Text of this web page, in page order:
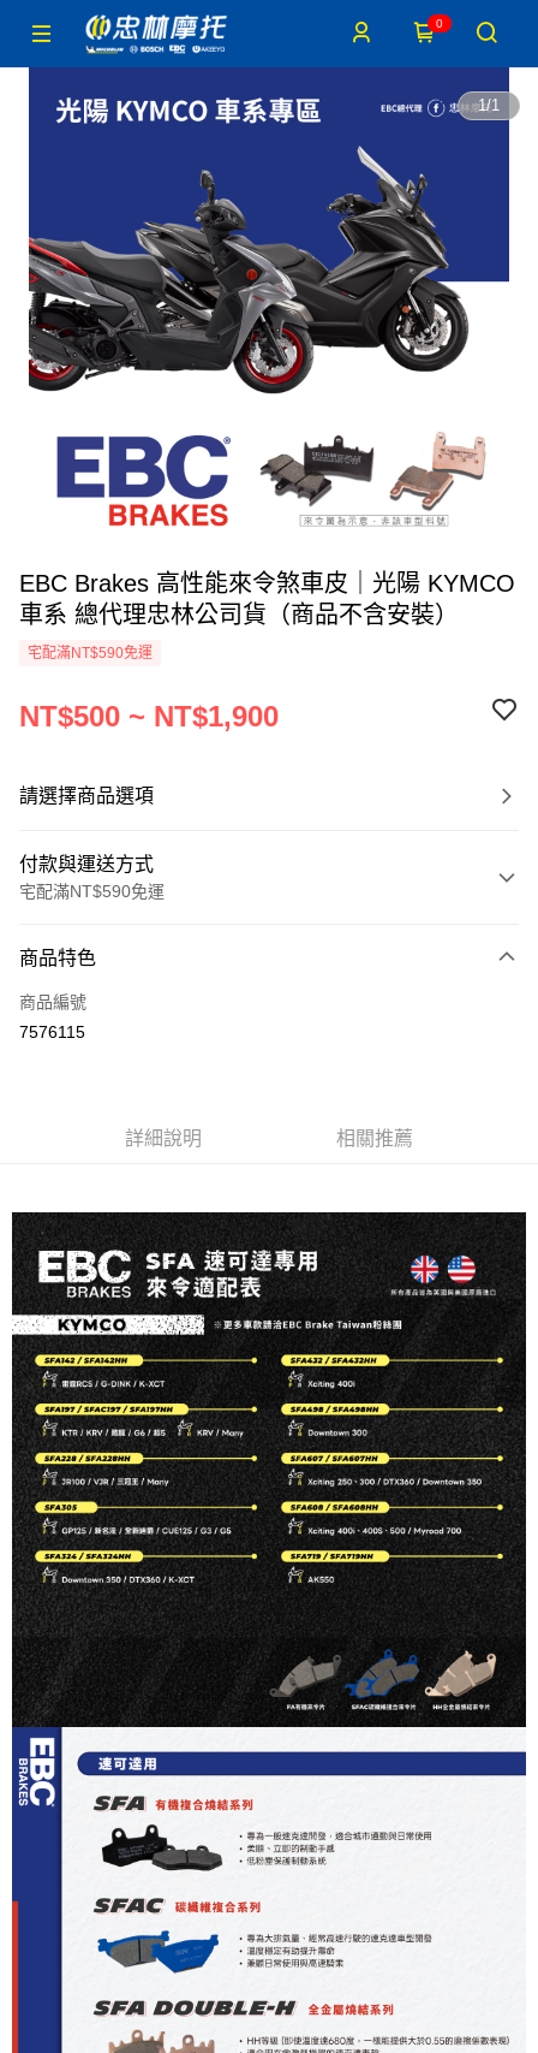
0
1/1
EBC Brakes 高性能來令煞車皮｜光陽 KYMCO
車系 總代理忠林公司貨（商品不含安裝）
宅配滿NT$590免運
NT$500 ~ NT$1,900
請選擇商品選項
付款與運送方式
宅配滿NT$590免運
信用卡一次付款
信用卡分期付款
上海商業儲蓄銀行
台北富邦商業銀行
匯豐（台灣）商業銀行
華泰商業銀行
聯邦商業銀行
遠東國際商業銀行
元大商業銀行
永豐商業銀行
玉山商業銀行
星展（台灣）商業銀行
台新國際商業銀行
中國信託商業銀行
台灣樂天信用卡公司
合作金庫商業銀行
第一商業銀行
臺灣中小企業銀行
台中商業銀行
匯豐（台灣）商業銀行
華泰商業銀行
聯邦商業銀行
遠東國際商業銀行
元大商業銀行
永豐商業銀行
玉山商業銀行
星展（台灣）商業銀行
台新國際商業銀行
中國信託商業銀行
台灣樂天信用卡公司
街口支付
悠遊付
ATM付款
運送方式
宅配
每筆NT$100，滿NT$590(含以上)免運費
商品特色
商品編號
7576115
詳細說明 相關推薦